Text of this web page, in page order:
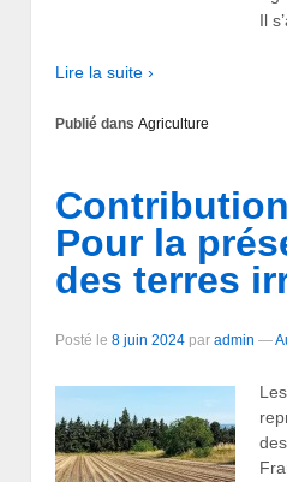
Il
Lire la suite ›
Publié dans Agriculture
Pour la
des terres
Posté le 8 juin 2024 par admin —